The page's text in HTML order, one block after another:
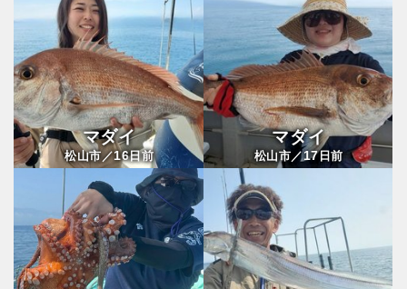
マダイ
松山市／16日前
マダイ
松山市／17日前